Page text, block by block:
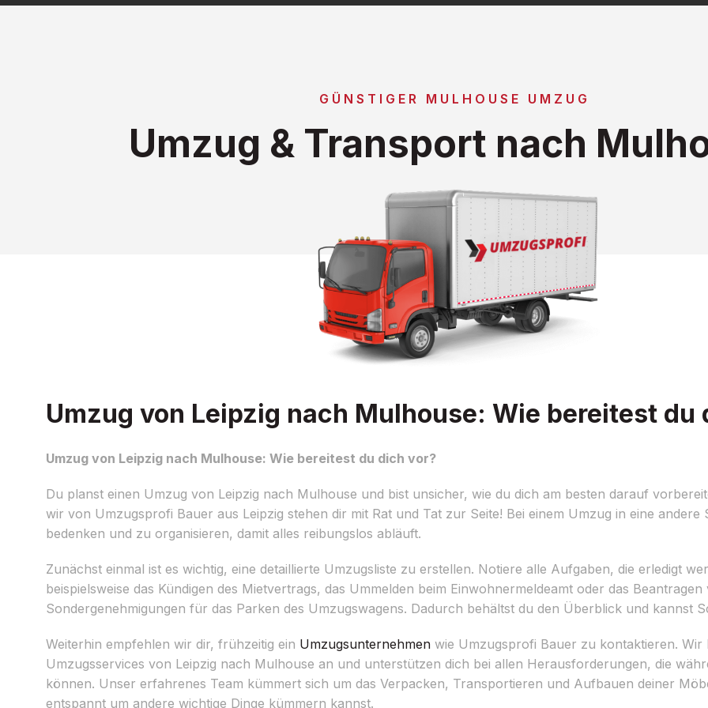
GÜNSTIGER MULHOUSE UMZUG
Umzug & Transport nach
Umzug von Leipzig nach Mulhouse: Wie bereitest du
Umzug von Leipzig nach Mulhouse: Wie bereitest du dich vor?
Du planst einen Umzug von Leipzig nach Mulhouse und bist unsicher, wie du dich am besten darauf
wir von Umzugsprofi Bauer aus Leipzig stehen dir mit Rat und Tat zur Seite! Bei einem Umzug in eine andere
bedenken und zu organisieren, damit alles reibungslos abläuft.
Zunächst einmal ist es wichtig, eine detaillierte Umzugsliste zu erstellen. Notiere alle Aufgaben, die erledigt
beispielsweise das Kündigen des Mietvertrags, das Ummelden beim Einwohnermeldeamt oder das Beantragen
Sondergenehmigungen für das Parken des Umzugswagens. Dadurch behältst du den Überblick und kannst
Weiterhin empfehlen wir dir, frühzeitig ein Umzugsunternehmen wie Umzugsprofi Bauer zu kontaktieren. Wir
Umzugsservices von Leipzig nach Mulhouse an und unterstützen dich bei allen Herausforderungen, die
können. Unser erfahrenes Team kümmert sich um das Verpacken, Transportieren und Aufbauen deiner
entspannt um andere wichtige Dinge kümmern kannst.